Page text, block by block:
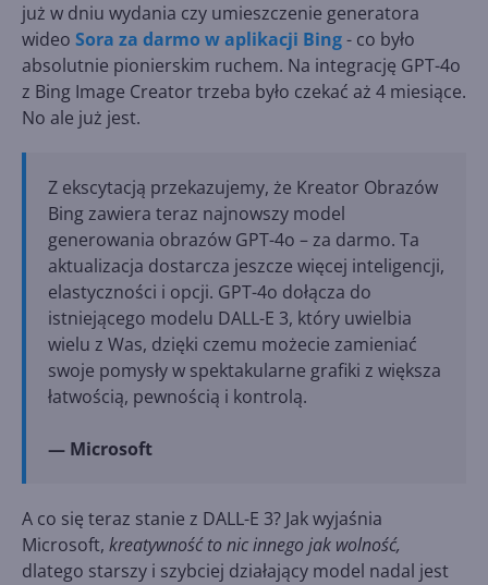
już w dniu wydania czy umieszczenie generatora
wideo Sora za darmo w aplikacji Bing- co było
absolutnie pionierskim ruchem. Na integrację GPT-4o
z Bing Image Creator trzeba było czekać aż 4 miesiące.
No ale już jest.
Z ekscytacją przekazujemy, że Kreator Obrazów
Bing zawiera teraz najnowszy model
generowania obrazów GPT-4o – za darmo. Ta
aktualizacja dostarcza jeszcze więcej inteligencji,
elastyczności i opcji. GPT-4o dołącza do
istniejącego modelu DALL-E 3, który uwielbia
wielu z Was, dzięki czemu możecie zamieniać
swoje pomysły w spektakularne grafiki z większa
łatwością, pewnością i kontrolą.
— Microsoft
A co się teraz stanie z DALL-E 3? Jak wyjaśnia
Microsoft, kreatywność to nic innego jak wolność,
dlatego starszy i szybciej działający model nadal jest